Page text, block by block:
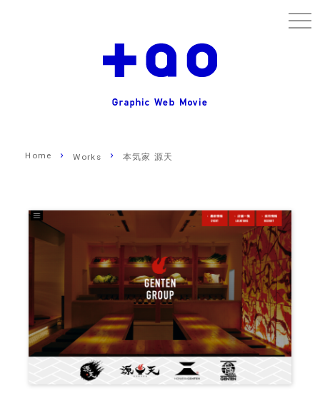
Home Works 本気家 源天